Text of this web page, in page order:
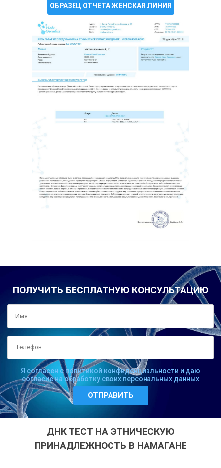
ОБРАЗЕЦ ОТЧЕТА ЖЕНСКАЯ ЛИНИЯ
ПОЛУЧИТЬ БЕСПЛАТНУЮ КОНСУЛЬТАЦИЮ
Я согласен с политикой конфиденциальности и даю
согласие на обработку своих персональных данных
ДНК ТЕСТ НА ЭТНИЧЕСКУЮ
ПРИНАДЛЕЖНОСТЬ В НАМАГАНЕ